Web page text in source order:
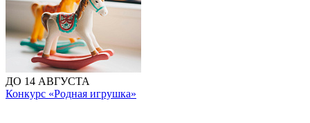
ДО 14 АВГУСТА
Конкурс «Родная игрушка»